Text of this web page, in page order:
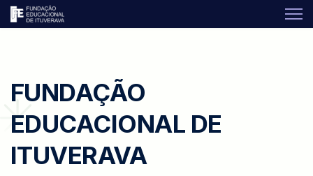
FUNDAÇÃO
EDUCACIONAL DE
ITUVERAVA